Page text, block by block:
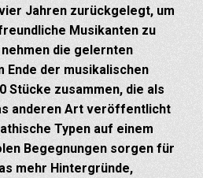
Jahren zurückgelegt, um
Musikanten zu
die gelernten
Ende der musikalischen
Stücke zusammen, die als
anderen Art veröffentlicht
Typen auf einem
Begegnungen sorgen für
mehr Hintergründe,